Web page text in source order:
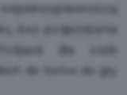
bez podjeżdżania
dla osób
do torów do gry